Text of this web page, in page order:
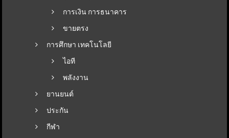
การเงิน การธนาคาร
ขายตรง
การศึกษา เทคโนโลยี
ไอที
พลังงาน
ยานยนต์
ประกัน
กีฬา